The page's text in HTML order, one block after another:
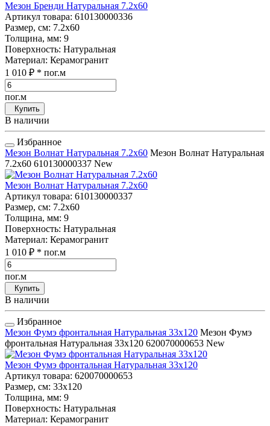
Мезон Бренди Натуральная 7.2x60
Артикул товара: 610130000336
Размер, см: 7.2x60
Толщина, мм: 9
Поверхность: Натуральная
Материал: Керамогранит
1 010 ₽ * пог.м
пог.м
Купить
В наличии
Избранное
Мезон Волнат Натуральная 7.2x60 Мезон Волнат Натуральная
7.2x60 610130000337 New
Мезон Волнат Натуральная 7.2x60
Артикул товара: 610130000337
Размер, см: 7.2x60
Толщина, мм: 9
Поверхность: Натуральная
Материал: Керамогранит
1 010 ₽ * пог.м
пог.м
Купить
В наличии
Избранное
Мезон Фумэ фронтальная Натуральная 33x120 Мезон Фумэ
фронтальная Натуральная 33x120 620070000653 New
Мезон Фумэ фронтальная Натуральная 33x120
Артикул товара: 620070000653
Размер, см: 33x120
Толщина, мм: 9
Поверхность: Натуральная
Материал: Керамогранит